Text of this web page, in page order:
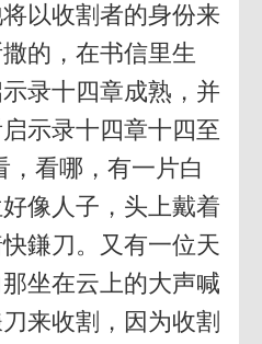
以收割者的身份来
的，在书信里生
录十四章成熟，并
示录十四章十四至
，看哪，有一片白
像人子，头上戴着
鎌刀。又有一位天
坐在云上的大声喊
来收割，因为收割